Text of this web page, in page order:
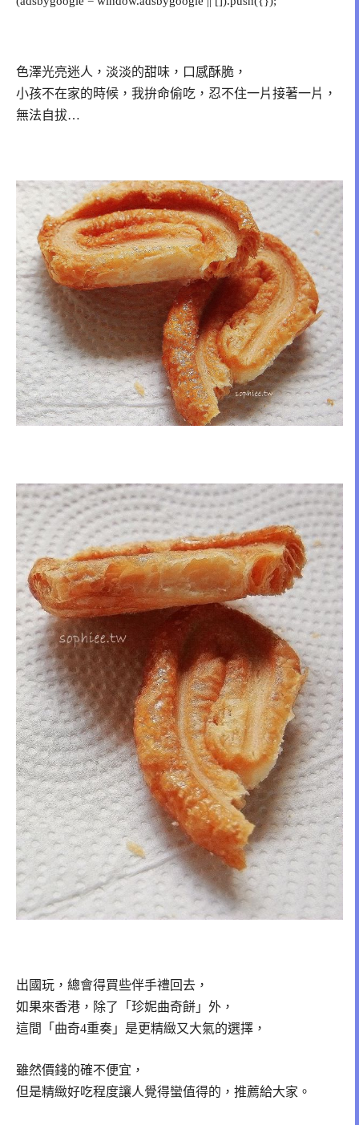
色澤光亮迷人，淡淡的甜味，口感酥脆，
小孩不在家的時候，我拚命偷吃，忍不住一片接著一片，
無法自拔…
出國玩，總會得買些伴手禮回去，
如果來香港，除了「珍妮曲奇餅」外，
這間「曲奇4重奏」是更精緻又大氣的選擇，
雖然價錢的確不便宜，
但是精緻好吃程度讓人覺得蠻值得的，推薦給大家。